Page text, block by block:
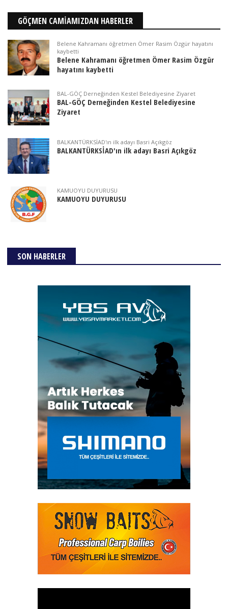
GÖÇMEN CAMİAMIZDAN HABERLER
Belene Kahramanı öğretmen Ömer Rasim Özgür hayatını
kaybetti
Belene Kahramanı öğretmen Ömer Rasim Özgür
hayatını kaybetti
BAL-GÖÇ Derneğinden Kestel Belediyesine Ziyaret
BAL-GÖÇ Derneğinden Kestel Belediyesine
Ziyaret
BALKANTÜRKSİAD'ın ilk adayı Basri Açıkgöz
BALKANTÜRKSİAD'ın ilk adayı Basri Açıkgöz
KAMUOYU DUYURUSU
KAMUOYU DUYURUSU
SON HABERLER